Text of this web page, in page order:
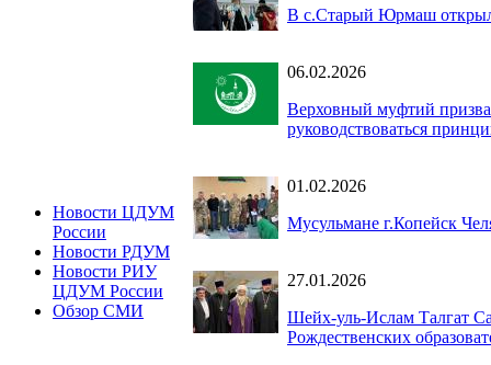
Новости ЦДУМ
России
Новости РДУМ
Новости РИУ
ЦДУМ России
Обзор СМИ
В с.Старый Юрмаш
06.02.2026
Верховный муфтий
руководствоваться
01.02.2026
Мусульмане г.Копейск
27.01.2026
Шейх-уль-Ислам Талгат
Рождественских